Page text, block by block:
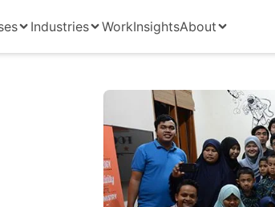
Industries WorkInsightsAbout